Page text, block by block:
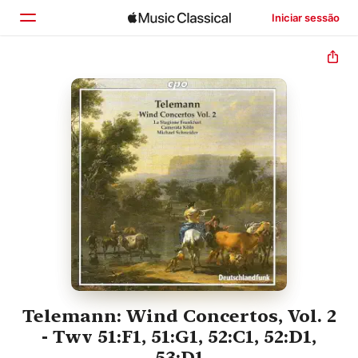
Iniciar sessão
Início
Explorar
Buscar
Telemann: Wind Concertos, Vol. 2
- Twv 51:F1, 51:G1, 52:C1, 52:D1,